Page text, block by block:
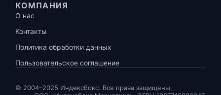
КОМПАНИЯ
О нас
Контакты
Политика обработки данных
Пользовательское соглашение
© 2004–2025 Индексбокс. Все права защищены.